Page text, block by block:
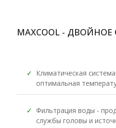
MAXCOOL -
✓ Климатическая
оптимальная
✓ Фильтрация воды -
службы головы и